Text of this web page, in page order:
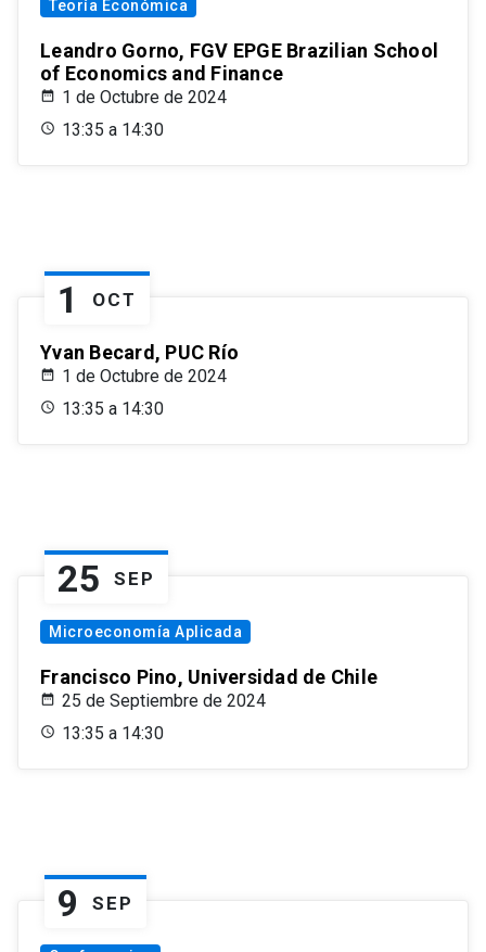
Teoría Económica
Leandro Gorno, FGV EPGE Brazilian School
of Economics and Finance
1 de Octubre de 2024
13:35 a 14:30
1 OCT
Yvan Becard, PUC Río
1 de Octubre de 2024
13:35 a 14:30
25 SEP
Microeconomía Aplicada
Francisco Pino, Universidad de Chile
25 de Septiembre de 2024
13:35 a 14:30
9 SEP